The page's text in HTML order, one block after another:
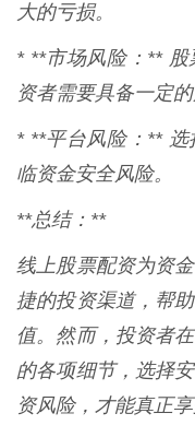
大的亏损。
* **市场风险：**
资者需要具备一定的
* **平台风险：**
临资金安全风险。
**总结：**
线上股票配资为资
捷的投资渠道，帮
值。然而，投资者
的各项细节，选择
资风险，才能真正